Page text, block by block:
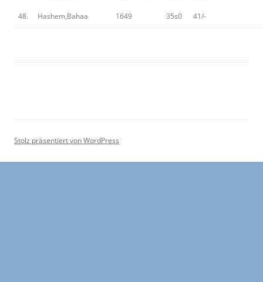
48. Hashem,Bahaa 1649 35s0 41/-
Stolz präsentiert von WordPress